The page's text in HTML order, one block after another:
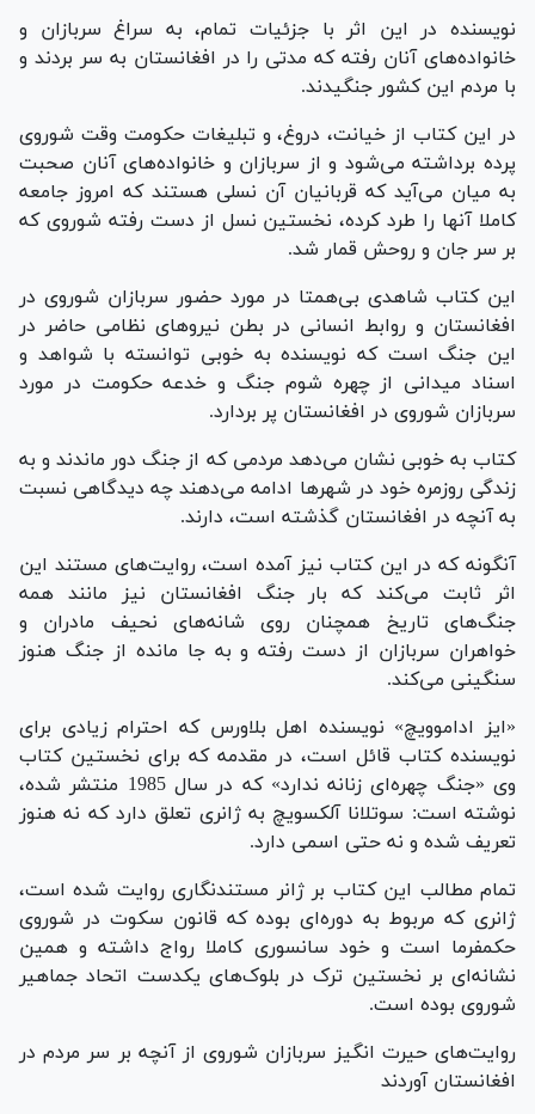
نویسنده در این اثر با جزئیات تمام، به سراغ سربازان و
خانواده‌های آنان رفته که مدتی را در افغانستان به سر بردند و
با مردم این کشور جنگیدند.
در این کتاب از خیانت، دروغ، و تبلیغات حکومت وقت شوروی
پرده برداشته می‌شود و از سربازان و خانواده‌های آنان صحبت
به میان می‌آید که قربانیان آن نسلی هستند که امروز جامعه
کاملا آنها را طرد کرده، نخستین نسل از دست رفته شوروی که
بر سر جان و روحش قمار شد.
این کتاب شاهدی بی‌همتا در مورد حضور سربازان شوروی در
افغانستان و روابط انسانی در بطن نیروهای نظامی حاضر در
این جنگ است که نویسنده به خوبی توانسته با شواهد و
اسناد میدانی از چهره شوم جنگ و خدعه حکومت در مورد
سربازان شوروی در افغانستان پر بردارد.
کتاب به خوبی نشان می‌دهد مردمی که از جنگ دور ماندند و به
زندگی روزمره خود در شهرها ادامه می‌دهند چه دیدگاهی نسبت
به آنچه در افغانستان گذشته است، دارند.
آنگونه که در این کتاب نیز آمده است، روایت‌های مستند این
اثر ثابت می‌کند که بار جنگ افغانستان نیز مانند همه
جنگ‌های تاریخ همچنان روی شانه‌های نحیف مادران و
خواهران سربازان از دست رفته و به جا مانده از جنگ هنوز
سنگینی می‌کند.
«ایز اداموویچ» نویسنده اهل بلاورس که احترام زیادی برای
نویسنده کتاب قائل است، در مقدمه که برای نخستین کتاب
وی «جنگ چهره‌ای زنانه ندارد» که در سال 1985 منتشر شده،
نوشته است: سوتلانا آلکسویچ به ژانری تعلق دارد که نه هنوز
تعریف شده و نه حتی اسمی دارد.
تمام مطالب این کتاب بر ژانر مستندنگاری روایت شده است،
ژانری که مربوط به دوره‌ای بوده که قانون سکوت در شوروی
حکمفرما است و خود سانسوری کاملا رواج داشته و همین
نشانه‌ای بر نخستین ترک در بلوک‌های یکدست اتحاد جماهیر
شوروی بوده است.
روایت‌های حیرت انگیز سربازان شوروی از آنچه بر سر مردم در
افغانستان آوردند